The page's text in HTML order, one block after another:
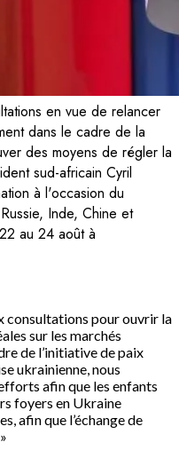
en vue de relancer
dans le cadre de la
des moyens de régler la
sud-africain Cyril
à l'occasion du
Inde, Chine et
au 24 août à
consultations pour ouvrir la
sur les marchés
de l’initiative de paix
ukrainienne, nous
afin que les enfants
foyers en Ukraine
afin que l’échange de